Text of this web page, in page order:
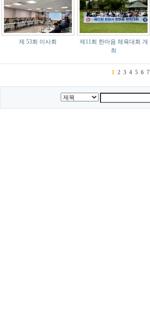
제 53회 이사회
제11회 한마음 체육대회 개
최
1 2 3 4 5 6 7